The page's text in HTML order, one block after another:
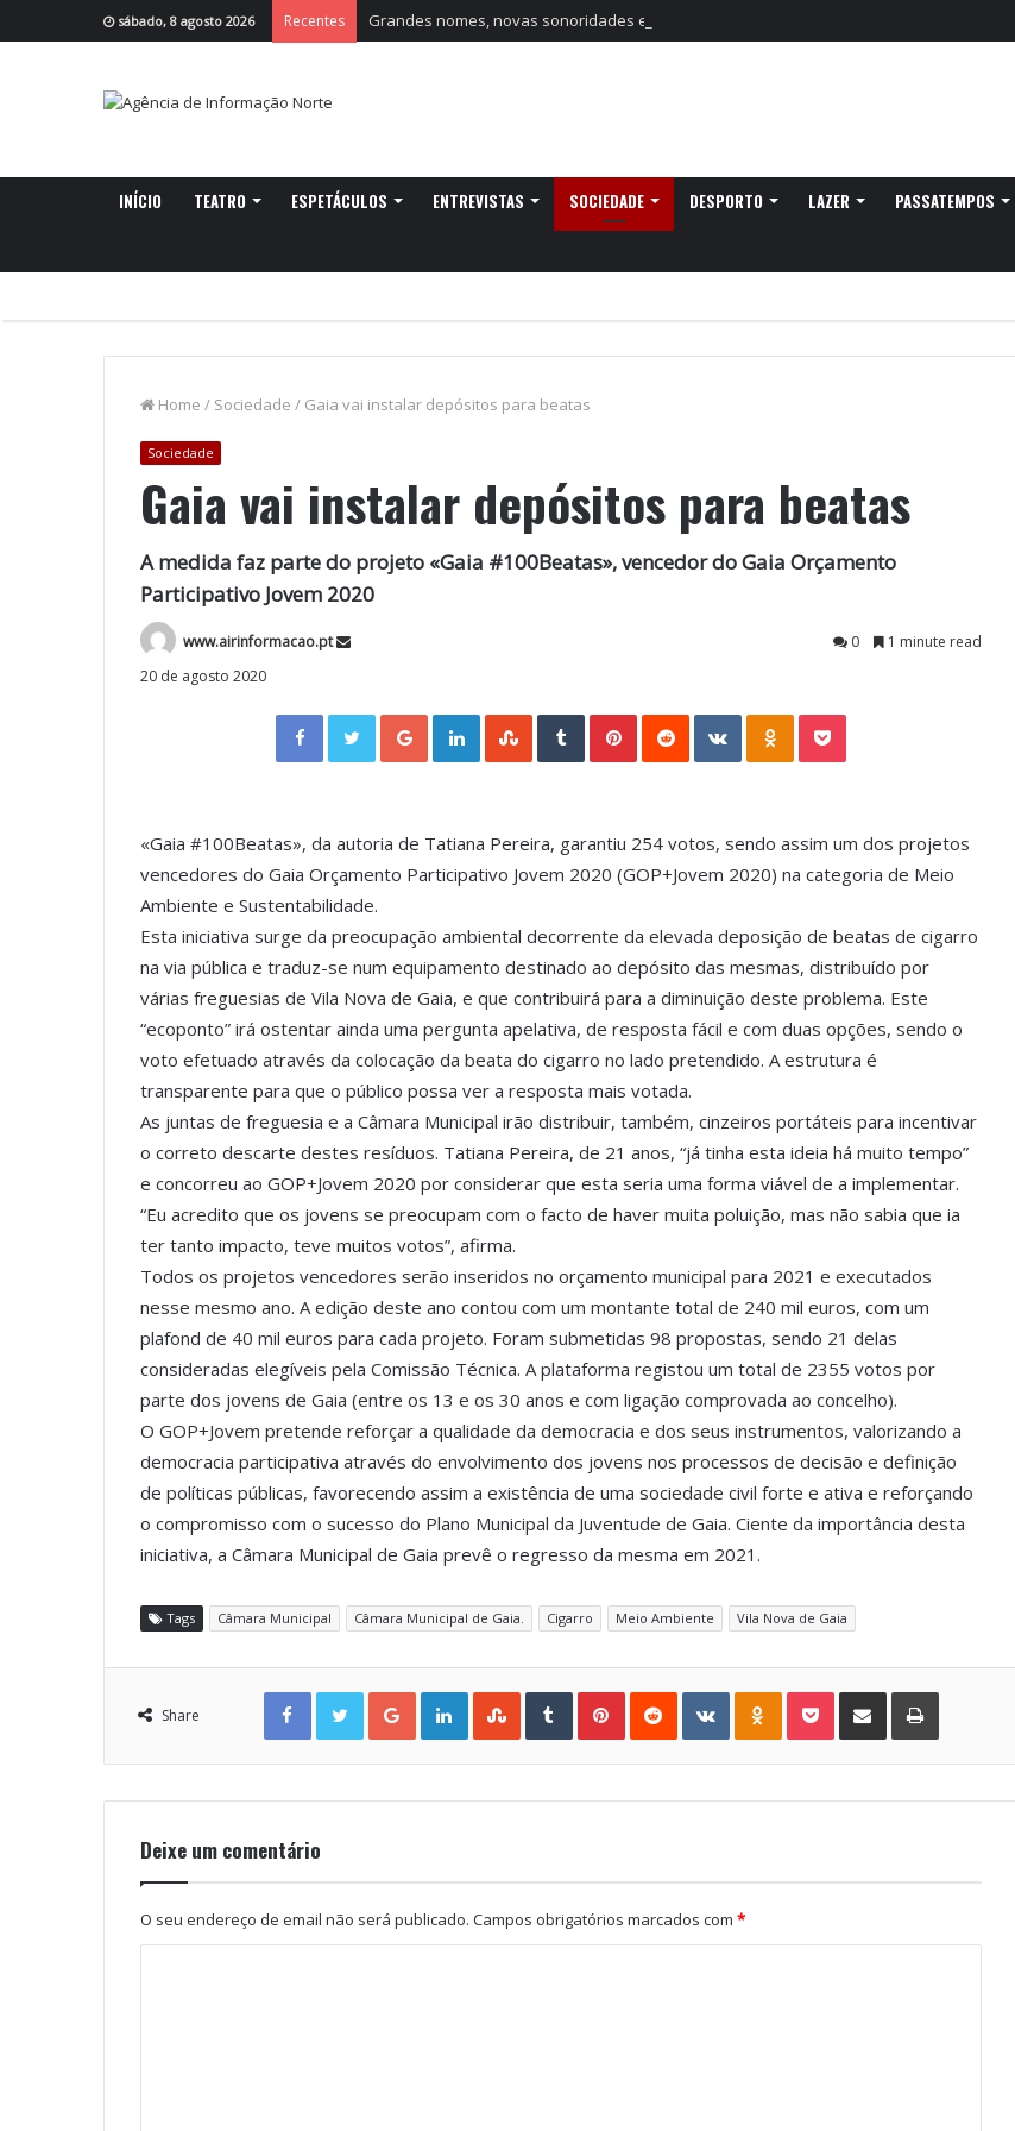
sábado, 8 agosto 2026 Recentes Grandes nomes, novas sonoridades e criação artística marcam a nova temporada do CTAL
INÍCIO TEATRO ESPETÁCULOS ENTREVISTAS SOCIEDADE DESPORTO LAZER PASSATEMPOS
Home / Sociedade / Gaia vai instalar depósitos para beatas
Sociedade
Gaia vai instalar depósitos para beatas
A medida faz parte do projeto «Gaia #100Beatas», vencedor do Gaia Orçamento
Participativo Jovem 2020
www.airinformacao.pt 0
1 minute read
20 de agosto 2020
Facebook Twitter Google+ LinkedIn StumbleUpon Tumblr VKontakte
«Gaia #100Beatas», da autoria de Tatiana Pereira, garantiu 254 votos, sendo assim um dos projetos
vencedores do Gaia Orçamento Participativo Jovem 2020 (GOP+Jovem 2020) na categoria de Meio
Ambiente e Sustentabilidade.
Esta iniciativa surge da preocupação ambiental decorrente da elevada deposição de beatas de cigarro
na via pública e traduz-se num equipamento destinado ao depósito das mesmas, distribuído por
várias freguesias de Vila Nova de Gaia, e que contribuirá para a diminuição deste problema. Este
“ecoponto” irá ostentar ainda uma pergunta apelativa, de resposta fácil e com duas opções, sendo o
voto efetuado através da colocação da beata do cigarro no lado pretendido. A estrutura é
transparente para que o público possa ver a resposta mais votada.
As juntas de freguesia e a Câmara Municipal irão distribuir, também, cinzeiros portáteis para incentivar
o correto descarte destes resíduos. Tatiana Pereira, de 21 anos, “já tinha esta ideia há muito tempo”
e concorreu ao GOP+Jovem 2020 por considerar que esta seria uma forma viável de a implementar.
“Eu acredito que os jovens se preocupam com o facto de haver muita poluição, mas não sabia que ia
ter tanto impacto, teve muitos votos”, afirma.
Todos os projetos vencedores serão inseridos no orçamento municipal para 2021 e executados
nesse mesmo ano. A edição deste ano contou com um montante total de 240 mil euros, com um
plafond de 40 mil euros para cada projeto. Foram submetidas 98 propostas, sendo 21 delas
consideradas elegíveis pela Comissão Técnica. A plataforma registou um total de 2355 votos por
parte dos jovens de Gaia (entre os 13 e os 30 anos e com ligação comprovada ao concelho).
O GOP+Jovem pretende reforçar a qualidade da democracia e dos seus instrumentos, valorizando a
democracia participativa através do envolvimento dos jovens nos processos de decisão e definição
de políticas públicas, favorecendo assim a existência de uma sociedade civil forte e ativa e reforçando
o compromisso com o sucesso do Plano Municipal da Juventude de Gaia. Ciente da importância desta
iniciativa, a Câmara Municipal de Gaia prevê o regresso da mesma em 2021.
Tags Câmara Municipal Câmara Municipal de Gaia. Cigarro Meio Ambiente Vila Nova de Gaia
Share
Facebook Twitter Google+ LinkedIn StumbleUpon Tumblr Pinterest Reddit VKontakte Odnoklassniki Pocket Share via Email Print
Deixe um comentário
O seu endereço de email não será publicado. Campos obrigatórios marcados com *